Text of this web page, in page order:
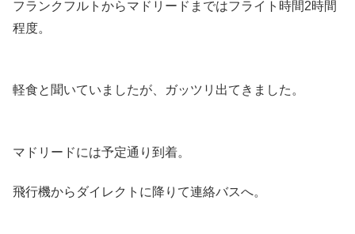
フランクフルトからマドリードまではフライト時間2時間
程度。
軽食と聞いていましたが、ガッツリ出てきました。
マドリードには予定通り到着。
飛行機からダイレクトに降りて連絡バスへ。